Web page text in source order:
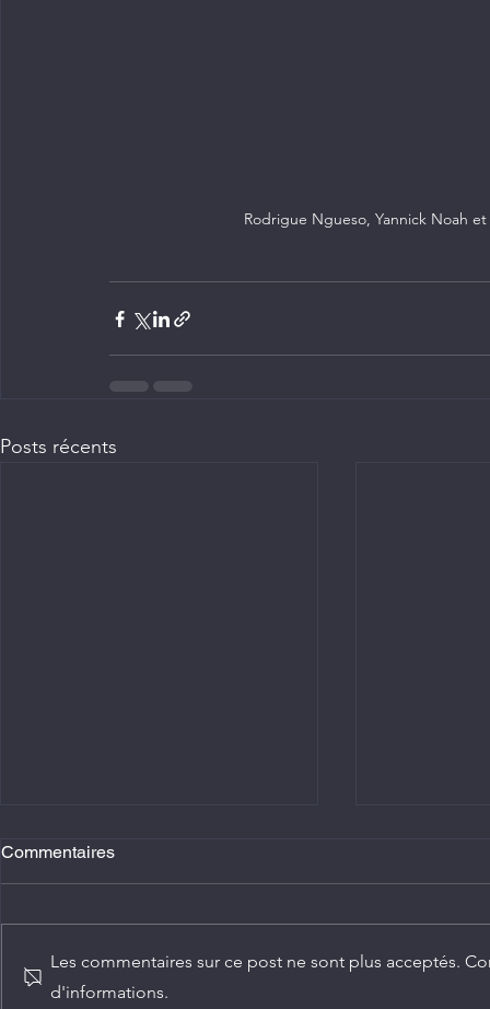
Rodrigue Ngueso, Yannick Noah
Posts récents
Commentaires
Les commentaires sur ce post ne sont plus acceptés.
d'informations.